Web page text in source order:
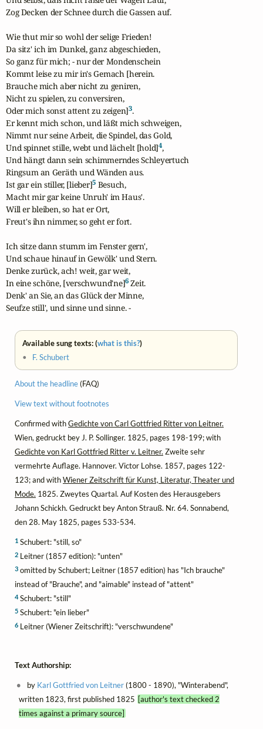
Zog Decken der Schnee durch die Gassen auf.
Wie thut mir so wohl der selige Frieden!
Da sitz' ich im Dunkel, ganz abgeschieden,
So ganz für mich; - nur der Mondenschein
Kommt leise zu mir in's Gemach [herein.
Brauche mich aber nicht zu geniren,
Nicht zu spielen, zu conversiren,
Oder mich sonst attent zu zeigen]3.
Er kennt mich schon, und läßt mich schweigen,
Nimmt nur seine Arbeit, die Spindel, das Gold,
Und spinnet stille, webt und lächelt [hold]4,
Und hängt dann sein schimmerndes Schleyertuch
Ringsum an Geräth und Wänden aus.
Ist gar ein stiller, [lieber]5 Besuch,
Macht mir gar keine Unruh' im Haus'.
Will er bleiben, so hat er Ort,
Freut's ihn nimmer, so geht er fort.
Ich sitze dann stumm im Fenster gern',
Und schaue hinauf in Gewölk' und Stern.
Denke zurück, ach! weit, gar weit,
In eine schöne, [verschwund'ne]6 Zeit.
Denk' an Sie, an das Glück der Minne,
Seufze still', und sinne und sinne. -
Available sung texts: (what is this?)
• F. Schubert
About the headline(FAQ)
View text without footnotes
Confirmed withGedichte von Carl Gottfried Ritter von Leitner.
Wien, gedruckt bey J. P. Sollinger. 1825, pages 198-199; with
Gedichte von Karl Gottfried Ritter v. Leitner. Zweite sehr
vermehrte Auflage. Hannover. Victor Lohse. 1857, pages 122-
123; and withWiener Zeitschrift für Kunst, Literatur, Theater und
Mode. 1825. Zweytes Quartal. Auf Kosten des Herausgebers
Johann Schickh. Gedruckt bey Anton Strauß. Nr. 64. Sonnabend,
den 28. May 1825, pages 533-534.
1 Schubert: "still, so"
2 Leitner (1857 edition): "unten"
3 omitted by Schubert; Leitner (1857 edition) has "Ich brauche"
instead of "Brauche", and "aimable" instead of "attent"
4Schubert: "still"
5 Schubert: "ein lieber"
6 Leitner (Wiener Zeitschrift): "verschwundene"
Text Authorship:
by Karl Gottfried von Leitner(1800 - 1890), "Winterabend",
written 1823, first published 1825 [author's text checked 2
times against a primary source]